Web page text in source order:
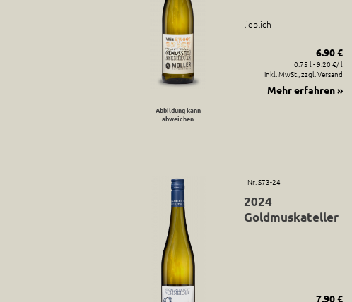
Abbildung kann
abweichen
lieblich
6.90 €
0.75 l - 9.20 €/ l
inkl. MwSt., zzgl. Versand
Mehr erfahren »
Nr. S73-24
2024
Goldmuskateller
7.90 €